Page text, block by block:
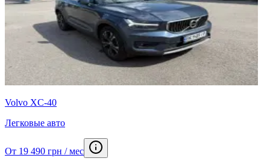
Volvo XC-40
Легковые авто
От 19 490 грн / мес